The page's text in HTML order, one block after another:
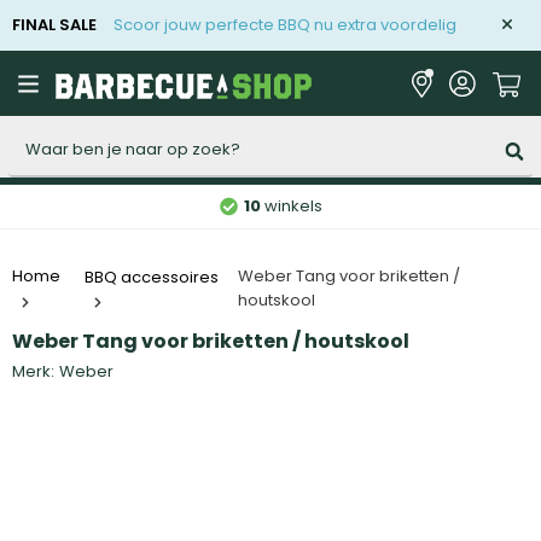
FINAL SALE Scoor jouw perfecte BBQ nu extra voordelig
10winkels
Home BBQ accessoires
Weber Tang voor briketten /
houtskool
Weber Tang voor briketten / houtskool
Merk: Weber